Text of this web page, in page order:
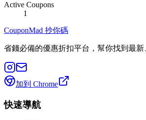
Active Coupons
1
CouponMad 抄你碼
省錢必備的優惠折扣平台，幫你找到最新
加到 Chrome
快速導航